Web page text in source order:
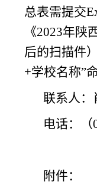
总表需提交
《2023年
后的扫描件
+学校名称”命
联系人：
电话：（
附件：